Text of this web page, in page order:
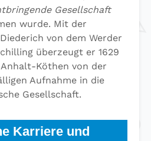
Gesellschaft
wurde. Mit der
von dem Werder
überzeugt er 1629
Köthen von der
Aufnahme in die
Gesellschaft.
Karriere und